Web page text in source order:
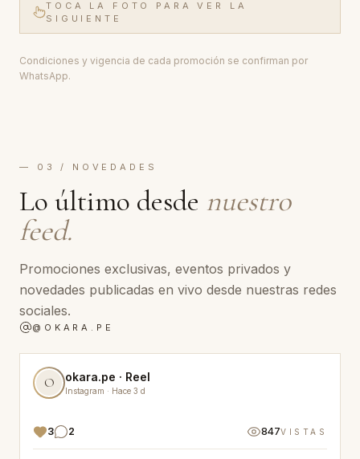
de depilación láser y tratamientos para uñas,
con tecnología avanzada y protocolos
personalizados. 💙 **Promociones válidas del 1
al 31 de agosto o hasta agotar stock.** Cupos
limitados y evaluación médica previa. 📲
TOCA LA FOTO PARA VER LA
SIGUIENTE
Condiciones y vigencia de cada promoción se confirman por
WhatsApp.
— 03 / NOVEDADES
Lo último desde nuestro
feed.
Promociones exclusivas, eventos privados y
novedades publicadas en vivo desde nuestras redes
sociales.
@ OKARA.PE
O okara.pe · Reel
Instagram · Hace 3 d
3 2 847VISTAS